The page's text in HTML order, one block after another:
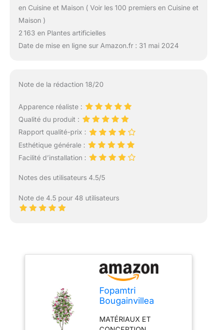
en Cuisine et Maison ( Voir les 100 premiers en Cuisine et
Maison )
2 163 en Plantes artificielles
Date de mise en ligne sur Amazon.fr : 31 mai 2024
Note de la rédaction 18/20
Apparence réaliste :
Qualité du produit :
Rapport qualité-prix :
Esthétique générale :
Facilité d’installation :
Notes des utilisateurs 4.5/5
Note de 4.5 pour 48 utilisateurs
Fopamtri
Bougainvillea
Fausse Plante avec
MATÉRIAUX ET